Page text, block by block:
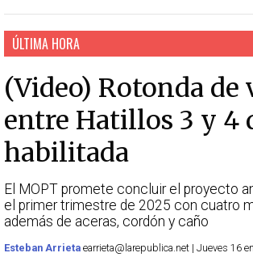
ÚLTIMA HORA
(Video) Rotonda de
entre Hatillos 3 y 4
habilitada
El MOPT promete concluir el proyecto
el primer trimestre de 2025 con cuatro
además de aceras, cordón y caño
Esteban Arrieta earrieta@larepublica.net | Jueves 16